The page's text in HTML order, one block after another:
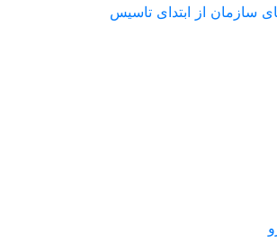
سازمان از ابتدای تاسیس